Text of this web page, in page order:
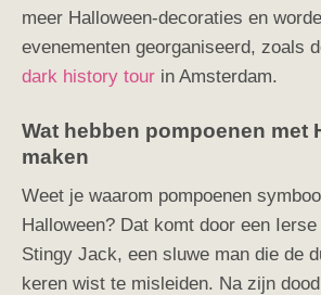
meer Halloween-decoraties en
evenementen georganiseerd, zoals
dark history tour in Amsterdam.
Wat hebben pompoenen met
maken
Weet je waarom pompoenen
Halloween? Dat komt door een
Stingy Jack, een sluwe man die de
keren wist te misleiden. Na zijn